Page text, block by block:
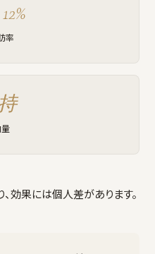
率
効果には個人差があります。